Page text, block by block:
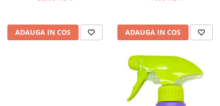
Vinuri italiene
Bauturi aperitive, alcoolice
ADAUGA IN COS ADAUGA IN COS